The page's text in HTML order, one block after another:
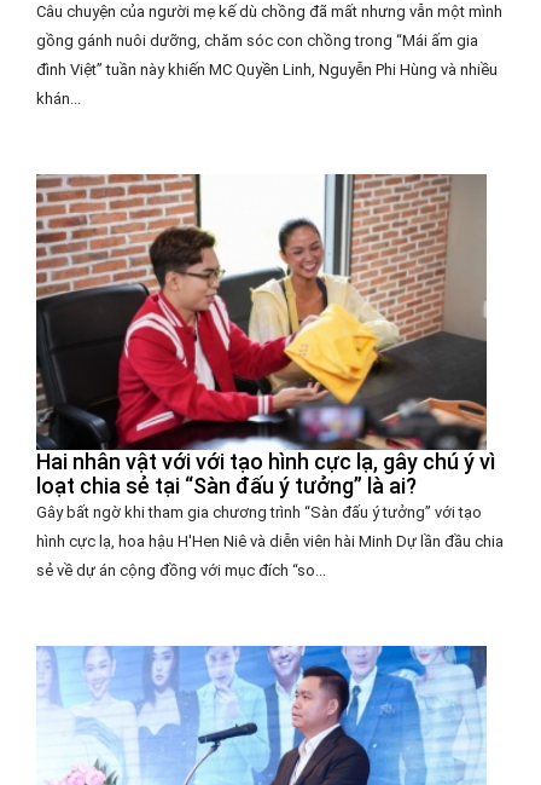
Câu chuyện của người mẹ kế dù chồng đã mất nhưng vẫn một mình
gồng gánh nuôi dưỡng, chăm sóc con chồng trong “Mái ấm gia
đình Việt” tuần này khiến MC Quyền Linh, Nguyễn Phi Hùng và nhiều
khán...
Hai nhân vật với với tạo hình cực lạ, gây chú ý vì
loạt chia sẻ tại “Sàn đấu ý tưởng” là ai?
Gây bất ngờ khi tham gia chương trình “Sàn đấu ý tưởng” với tạo
hình cực lạ, hoa hậu H'Hen Niê và diễn viên hài Minh Dự lần đầu chia
sẻ về dự án cộng đồng với mục đích “so...